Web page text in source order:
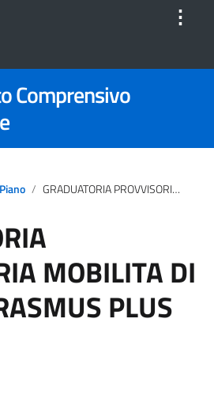
⋮
Comprensivo
GRADUATORIA PROVVISORIA MOBILITA DI GRUPPO ERASMUS PLUS AS. 25/26
MOBILITA DI
PLUS